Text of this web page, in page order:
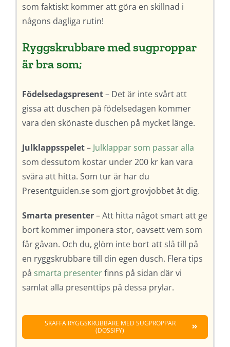
som faktiskt kommer att göra en skillnad i
någons dagliga rutin!
Ryggskrubbare med sugproppar
är bra som;
Födelsedagspresent– Det är inte svårt att
gissa att duschen på födelsedagen kommer
vara den skönaste duschen på mycket länge.
Julklappsspelet– Julklappar som passar alla
som dessutom kostar under 200 kr kan vara
svåra att hitta. Som tur är har du
Presentguiden.se som gjort grovjobbet åt dig.
Smarta presenter– Att hitta något smart att ge
bort kommer imponera stor, oavsett vem som
får gåvan. Och du, glöm inte bort att slå till på
en ryggskrubbare till din egen dusch. Flera tips
på smarta presenterfinns på sidan där vi
samlat alla presenttips på dessa prylar.
SKAFFA RYGGSKRUBBARE MED SUGPROPPAR
(DOSSIFY)